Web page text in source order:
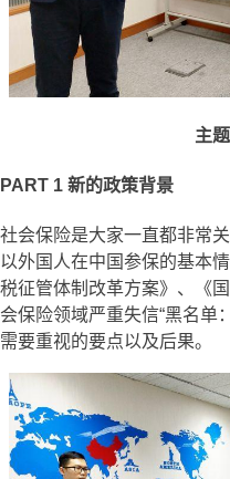
主
PART 1 新的政策背景
社会保险是大家一直都非常
以外国人在中国参保的基本
税征管体制改革方案》、《
会保险领域严重失信“黑名单
需要重视的要点以及后果。